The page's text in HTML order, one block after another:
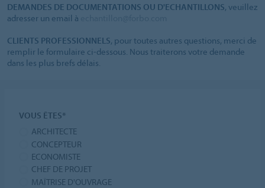
DEMANDES DE DOCUMENTATIONS OU D'ECHANTILLONS, veuillez
adresser un email à
CLIENTS PROFESSIONNELS, pour toutes autres questions, merci de
remplir le formulaire ci-dessous. Nous traiterons votre demande
dans les plus brefs délais.
VOUS ÊTES*
ARCHITECTE
CONCEPTEUR
ECONOMISTE
CHEF DE PROJET
MAÎTRISE D'OUVRAGE